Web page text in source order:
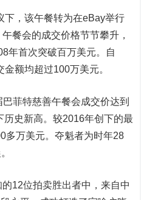
，该午餐转为在eBay举行
餐会的成交价格节节攀升，
年首次突破百万美元。自
额均超过100万美元。
特慈善午餐会成交价达到
史新高。较2016年创下的最
多万美元。夺魁者为时年28
位拍卖胜出者中，来自中